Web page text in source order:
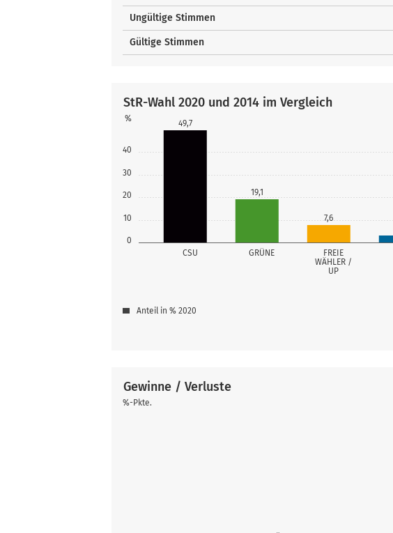
Ungültige Stimmen
Gültige Stimmen
0
10
20
30
40
%
CSU GRÜNE
FREIE
WÄHLER /
UP
49,7
19,1
7,6
StR-Wahl 2020 und 2014 im Vergleich
Anteil in % 2020
%-Pkte.
Gewinne / Verluste